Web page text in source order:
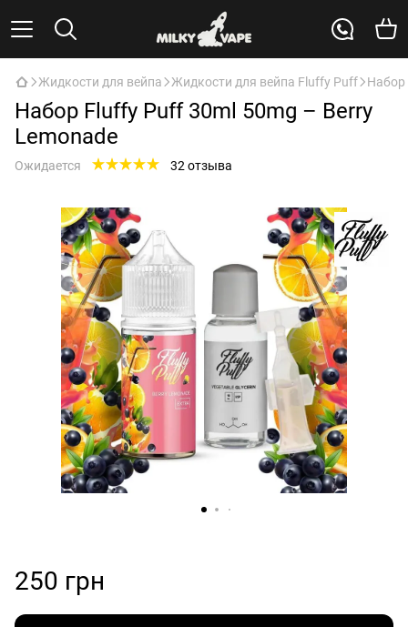
Жидкости для вейпа Жидкости для вейпа Fluffy Puff Набор
Набор Fluffy Puff 30ml 50mg – Berry
Lemonade
Ожидается 32 отзыва
250 грн